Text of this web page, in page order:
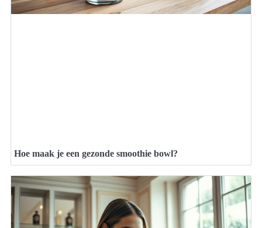
Hoe maak je een gezonde smoothie bowl?